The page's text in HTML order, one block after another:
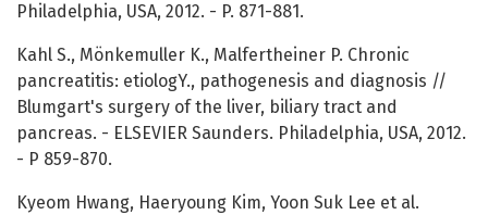
Philadelphia, USA, 2012. - P. 871-881.
Kahl S., Mönkemuller K., Malfertheiner P. Chronic
pancreatitis: etiologY., pathogenesis and diagnosis //
Blumgart's surgery of the liver, biliary tract and
pancreas. - ELSEVIER Saunders. Philadelphia, USA, 2012.
- P 859-870.
Kyeom Hwang, Haeryoung Kim, Yoon Suk Lee et al.